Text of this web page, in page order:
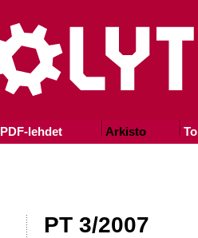
PDF-lehdet Arkisto
PT 3/2007